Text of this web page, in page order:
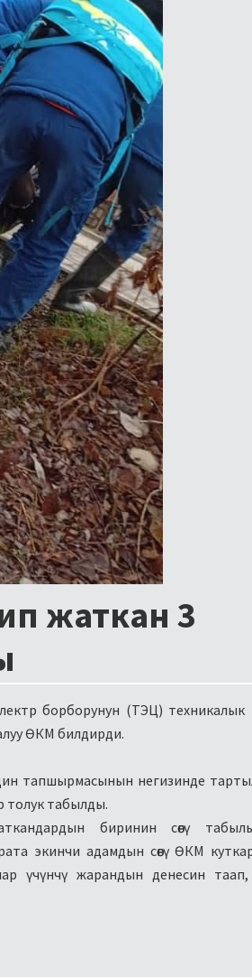
жаткан 3
борборунун (ТЭЦ) техникалык
ӨКМ билдирди.
тапшырмасынын негизинде
толук табылды.
биринин сөөгү
экинчи адамдын сөөгү ӨКМ
үчүнчү жарандын денесин